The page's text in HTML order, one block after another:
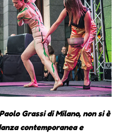
Grassi di Milano, non si è
contemporanea e